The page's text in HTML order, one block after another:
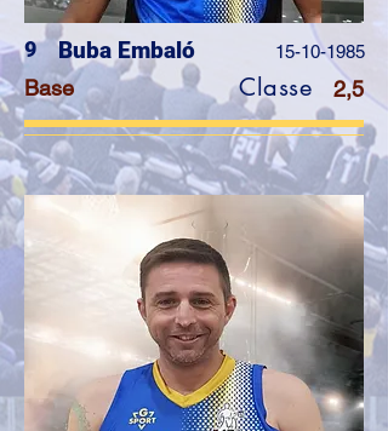
9 Buba Embaló 15-10-1985
Base Classe 2,5